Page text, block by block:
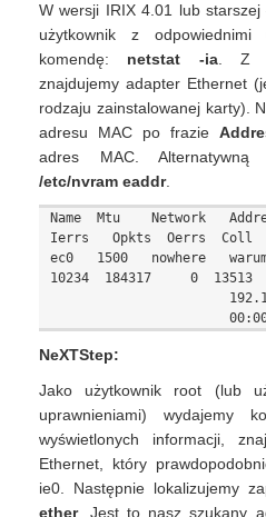
W wersji IRIX 4.01 lub
użytkownik z odpowiednimi
komendę: netstat -ia. Z
znajdujemy adapter Ethernet
rodzaju zainstalowanej karty).
adresu MAC po frazie
adres MAC.
/etc/nvram eaddr.
Name  Mtu    Network
Ierrs   Opkts  Oerrs  Coll
ec0   1500   nowhere
10234  184317     0  13513
NeXTStep:
Jako użytkownik root (lub
uprawnieniami) wydajemy
wyświetlonych informacji,
Ethernet, który
ie0. Następnie lokalizujemy
ether. Jest to nasz szukany